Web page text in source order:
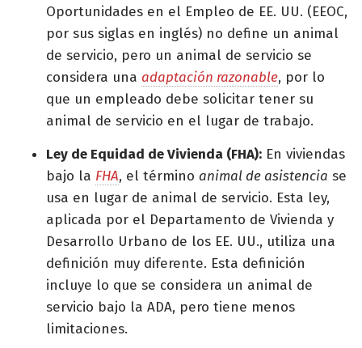
Oportunidades en el Empleo de EE. UU. (EEOC,
por sus siglas en inglés) no define un animal
de servicio, pero un animal de servicio se
considera una adaptación razonable, por lo
que un empleado debe solicitar tener su
animal de servicio en el lugar de trabajo.
Ley de Equidad de Vivienda (FHA): En viviendas
bajo la FHA, el término animal de asistencia se
usa en lugar de animal de servicio. Esta ley,
aplicada por el Departamento de Vivienda y
Desarrollo Urbano de los EE. UU., utiliza una
definición muy diferente. Esta definición
incluye lo que se considera un animal de
servicio bajo la ADA, pero tiene menos
limitaciones.